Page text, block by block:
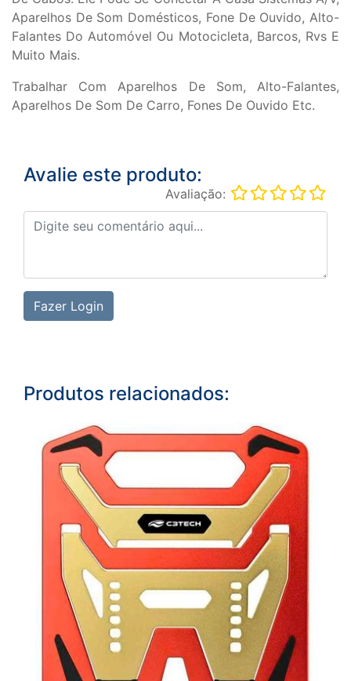
Aparelhos De Som Domésticos, Fone De Ouvido, Alto-
Falantes Do Automóvel Ou Motocicleta, Barcos, Rvs E
Muito Mais.
Trabalhar Com Aparelhos De Som, Alto-Falantes,
Aparelhos De Som De Carro, Fones De Ouvido Etc.
Avalie este produto:
Avaliação:
Fazer Login
Produtos relacionados: